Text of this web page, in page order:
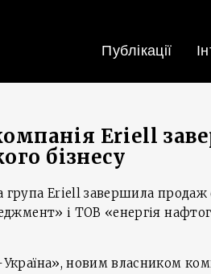
Публікації
Eriell
бізнесу
Eriell завершила продаж
і ТОВ «енергія
новим власником